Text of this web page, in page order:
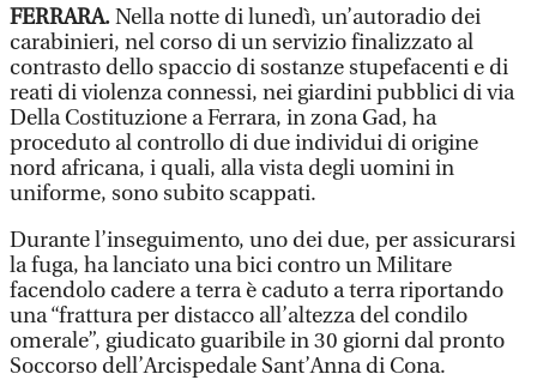
FERRARA.Nella notte di lunedì, un’autoradio dei
carabinieri, nel corso di un servizio finalizzato al
contrasto dello spaccio di sostanze stupefacenti e di
reati di violenza connessi, nei giardini pubblici di via
Della Costituzione a Ferrara, in zona Gad, ha
proceduto al controllo di due individui di origine
nord africana, i quali, alla vista degli uomini in
uniforme, sono subito scappati.
Durante l’inseguimento, uno dei due, per assicurarsi
la fuga, ha lanciato una bici contro un Militare
facendolo cadere a terra è caduto a terra riportando
una “frattura per distacco all’altezza del condilo
omerale”, giudicato guaribile in 30 giorni dal pronto
Soccorso dell’Arcispedale Sant’Anna di Cona.